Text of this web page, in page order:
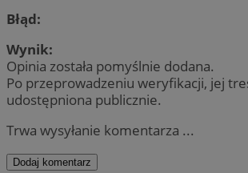
Błąd:
Wynik:
Opinia została pomyślnie dodana.
Po przeprowadzeniu weryfikacji, jej
udostępniona publicznie.
Trwa wysyłanie komentarza ...
Dodaj komentarz